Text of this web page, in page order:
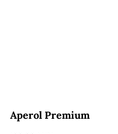
Aperol Premium